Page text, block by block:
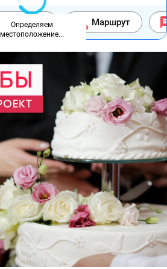
На карте Маршрут
Определяем
местоположение...